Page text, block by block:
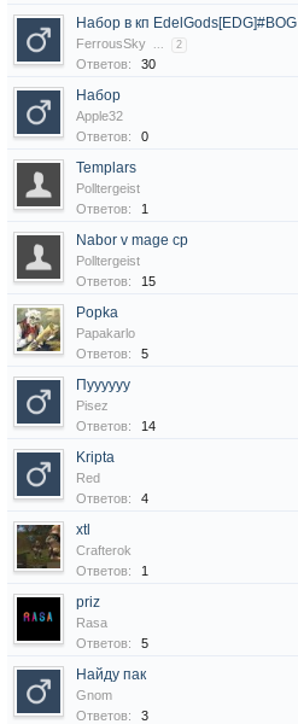
Набор в кп EdelGods[EDG]#BOG
FerrousSky ... 2
Ответов: 30
Набор
Apple32
Ответов:
0
Templars
Polltergeist
Ответов:
1
Nabor v mage cp
Polltergeist
Ответов:
15
Popka
Papakarlo
Ответов:
5
Пуууууу
Pisez
Ответов:
14
Kripta
Red
Ответов:
4
xtl
Crafterok
Ответов:
1
priz
Rasa
Ответов:
5
Найду пак
Gnom
Ответов:
3